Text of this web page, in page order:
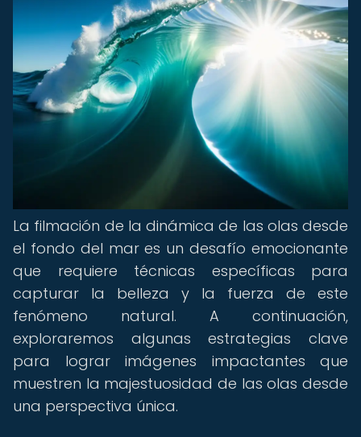
La filmación de la dinámica de las olas desde
el fondo del mar es un desafío emocionante
que requiere técnicas específicas para
capturar la belleza y la fuerza de este
fenómeno natural. A continuación,
exploraremos algunas estrategias clave
para lograr imágenes impactantes que
muestren la majestuosidad de las olas desde
una perspectiva única.